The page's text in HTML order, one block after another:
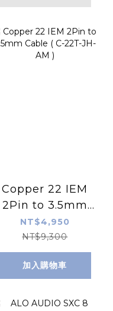
Copper 22 IEM
2Pin to 3.5mm
Cable ( C-22T-
JH-AM )
NT$4,950
NT$9,300
加入購物車